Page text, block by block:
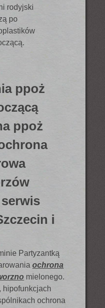
rodyjski
po
ppoż
ppoż
i
Partyzantką
ochrona
mielonego.
hipofunkcjach
ochrona